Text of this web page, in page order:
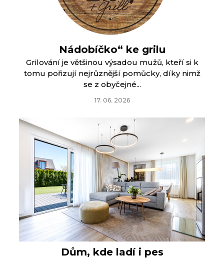
Nádobíčko“ ke grilu
Grilování je většinou výsadou mužů, kteří si k
tomu pořizují nejrůznější pomůcky, díky nimž
se z obyčejné...
17. 06. 2026
Dům, kde ladí i pes